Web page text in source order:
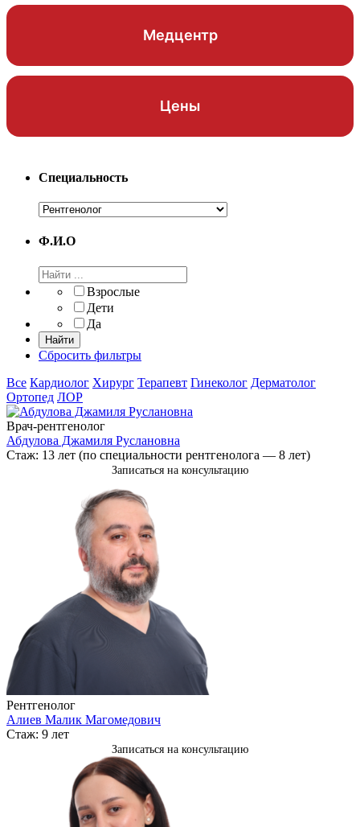
Медцентр
Цены
Специальность
Ф.И.О
Взрослые
Дети
Да
Сбросить фильтры
Все Кардиолог Хирург Терапевт Гинеколог Дерматолог
Ортопед ЛОР
Врач-рентгенолог
Абдулова Джамиля Руслановна
Стаж: 13 лет (по специальности рентгенолога — 8 лет)
Записаться на консультацию
Рентгенолог
Алиев Малик Магомедович
Стаж: 9 лет
Записаться на консультацию